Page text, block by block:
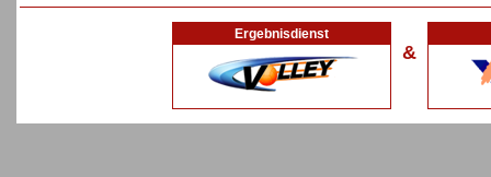
Ergebnisdienst
&